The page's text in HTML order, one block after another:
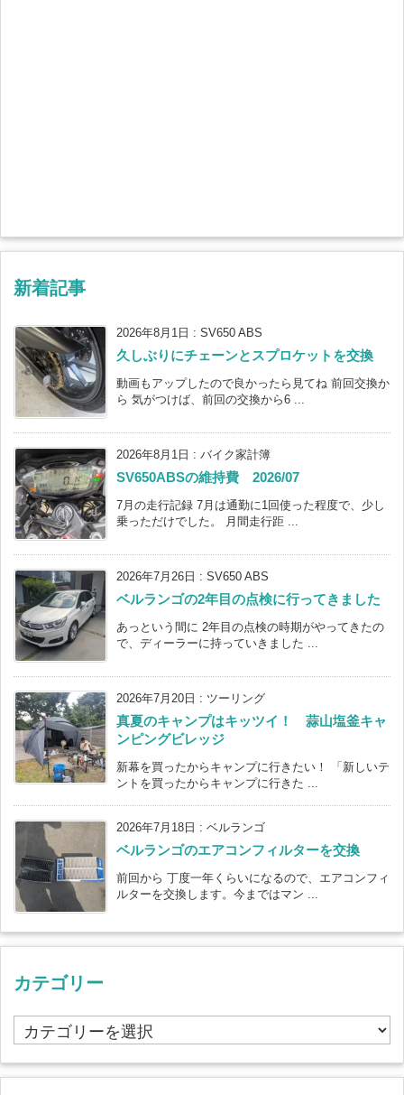
新着記事
2026年8月1日 : SV650 ABS
久しぶりにチェーンとスプロケットを交換
動画もアップしたので良かったら見てね 前回交換か
ら 気がつけば、前回の交換から6 ...
2026年8月1日 : バイク家計簿
SV650ABSの維持費 2026/07
7月の走行記録 7月は通勤に1回使った程度で、少し
乗っただけでした。 月間走行距 ...
2026年7月26日 : SV650 ABS
ベルランゴの2年目の点検に行ってきました
あっという間に 2年目の点検の時期がやってきたの
で、ディーラーに持っていきました ...
2026年7月20日 : ツーリング
真夏のキャンプはキッツイ！ 蒜山塩釜キャ
ンピングビレッジ
新幕を買ったからキャンプに行きたい！ 「新しいテ
ントを買ったからキャンプに行きた ...
2026年7月18日 : ベルランゴ
ベルランゴのエアコンフィルターを交換
前回から 丁度一年くらいになるので、エアコンフィ
ルターを交換します。今まではマン ...
カテゴリー
カ
テ
ゴ